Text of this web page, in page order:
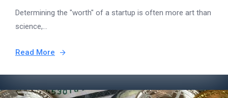
Determining the "worth" of a startup is often more art than
science,...
Read More